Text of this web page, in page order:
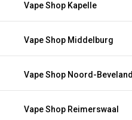
Vape Shop Kapelle
Vape Shop Middelburg
Vape Shop Noord-Beveland
Vape Shop Reimerswaal